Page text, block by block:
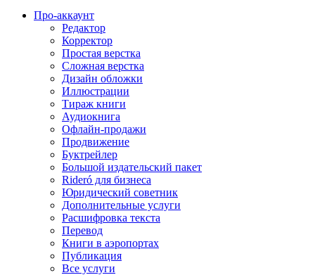
Про-аккаунт
Редактор
Корректор
Простая верстка
Сложная верстка
Дизайн обложки
Иллюстрации
Тираж книги
Аудиокнига
Офлайн-продажи
Продвижение
Буктрейлер
Большой издательский пакет
Rideró для бизнеса
Юридический советник
Дополнительные услуги
Расшифровка текста
Перевод
Книги в аэропортах
Публикация
Все услуги